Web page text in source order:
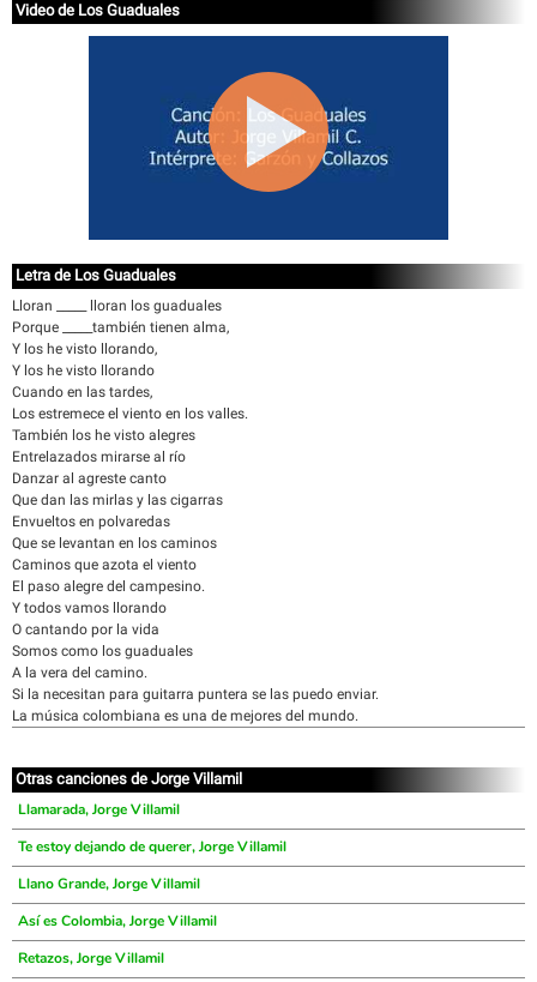
Video de Los Guaduales
Letra de Los Guaduales
Lloran _____ lloran los guaduales
Porque _____también tienen alma,
Y los he visto llorando,
Y los he visto llorando
Cuando en las tardes,
Los estremece el viento en los valles.
También los he visto alegres
Entrelazados mirarse al río
Danzar al agreste canto
Que dan las mirlas y las cigarras
Envueltos en polvaredas
Que se levantan en los caminos
Caminos que azota el viento
El paso alegre del campesino.
Y todos vamos llorando
O cantando por la vida
Somos como los guaduales
A la vera del camino.
Si la necesitan para guitarra puntera se las puedo enviar.
La música colombiana es una de mejores del mundo.
Otras canciones de Jorge Villamil
Llamarada, Jorge Villamil
Te estoy dejando de querer, Jorge Villamil
Llano Grande, Jorge Villamil
Así es Colombia, Jorge Villamil
Retazos, Jorge Villamil